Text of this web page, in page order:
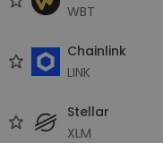
WBT
Chainlink
LINK
Stellar
XLM